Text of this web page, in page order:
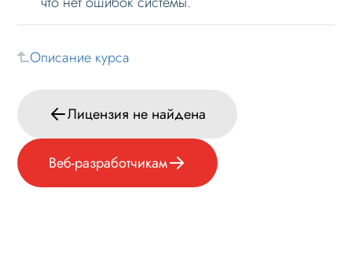
фасетный индекс
персональными данными
Не работают все страницы кроме главной
или часть страниц
Активировали купон решения в админке,
Описание курса
Лицензия не найдена
Веб-разработчикам